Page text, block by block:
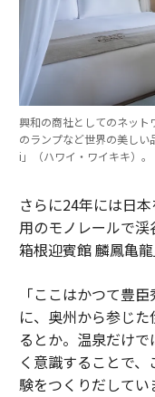
興和の商社としてのネット
のランプなど世界の美しい
i」（ハワイ・ワイキキ）。
さらに24年には日
用のモノレールで
箱根迎賓館 麟鳳亀龍
「ここはかつて豊
に、奥州から参じ
るとか。温泉だけ
く意識することで
験をつくりだしてい